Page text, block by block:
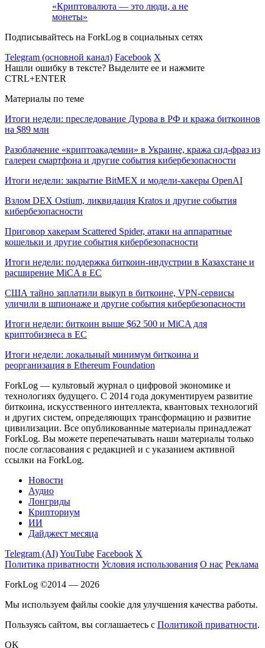
«Криптовалюта — это люди, а не
монеты»
Подписывайтесь на ForkLog в социальных сетях
Telegram (основной канал) Facebook X
Нашли ошибку в тексте? Выделите ее и нажмите
CTRL+ENTER
Материалы по теме
Итоги недели: преследование Дурова в РФ и кража биткоинов
на $89 млн
Разоблачение «криптоакадемии» в Украине, кража сид-фраз из
галереи смартфона и другие события кибербезопасности
Итоги недели: закрытие BitMEX и модели-хакеры OpenAI
Взлом DEX Ostium, ликвидация Kratos и другие события
кибербезопасности
Приговор хакерам Scattered Spider, атаки на аппаратные
кошельки и другие события кибербезопасности
Итоги недели: поддержка биткоин-индустрии в Казахстане и
расширение MiCA в ЕС
США тайно заплатили выкуп в биткоине, VPN-сервисы
уличили в шпионаже и другие события кибербезопасности
Итоги недели: биткоин выше $62 500 и MiCA для
криптобизнеса в ЕС
Итоги недели: локальный минимум биткоина и
реорганизация в Ethereum Foundation
ForkLog — культовый журнал о цифровой экономике и
технологиях будущего. С 2014 года документируем развитие
биткоина, искусственного интеллекта, квантовых технологий
и других систем, определяющих трансформацию и развитие
цивилизации. Все опубликованные материалы принадлежат
ForkLog. Вы можете перепечатывать наши материалы только
после согласования с редакцией и с указанием активной
ссылки на ForkLog.
Новости
Аудио
Лонгриды
Крипториум
ИИ
Дайджест месяца
Telegram (AI)YouTube Facebook X
Политика приватности Условия использования О нас Реклама
ForkLog ©2014 — 2026
Мы используем файлы cookie для улучшения качества работы.
Пользуясь сайтом, вы соглашаетесь с Политикой приватности.
OK